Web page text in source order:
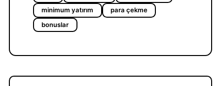
minimum yatırım
para çekme
bonuslar